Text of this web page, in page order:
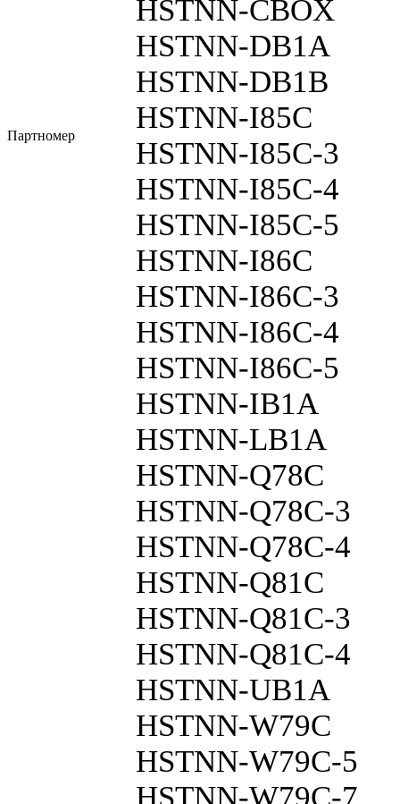
Партномер
HSTNN-CBOX
HSTNN-DB1A
HSTNN-DB1B
HSTNN-I85C
HSTNN-I85C-3
HSTNN-I85C-4
HSTNN-I85C-5
HSTNN-I86C
HSTNN-I86C-3
HSTNN-I86C-4
HSTNN-I86C-5
HSTNN-IB1A
HSTNN-LB1A
HSTNN-Q78C
HSTNN-Q78C-3
HSTNN-Q78C-4
HSTNN-Q81C
HSTNN-Q81C-3
HSTNN-Q81C-4
HSTNN-UB1A
HSTNN-W79C
HSTNN-W79C-5